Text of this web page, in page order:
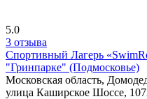
5.0
3 отзыва
Спортивный Лагерь
"Гринпарке" (Подмосковье)
Московская область,
улица Каширское Шоссе,